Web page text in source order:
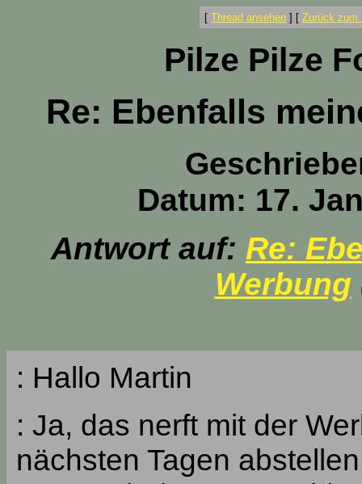
[ Thread ansehen ] [ Zurück zum
Pilze Pilze
Re: Ebenfalls
Datum: 17.
Antwort auf: Re:
Werbung
: Hallo Martin
: Ja, das nerft mit der
nächsten Tagen